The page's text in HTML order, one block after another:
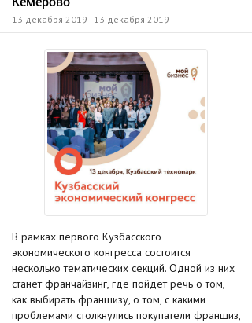
13 декабря 2019 - 13 декабря 2019
В рамках первого Кузбасского
экономического конгресса состоится
несколько тематических секций. Одной из них
станет франчайзинг, где пойдет речь о том,
как выбирать франшизу, о том, с какими
проблемами столкнулись покупатели франшиз,